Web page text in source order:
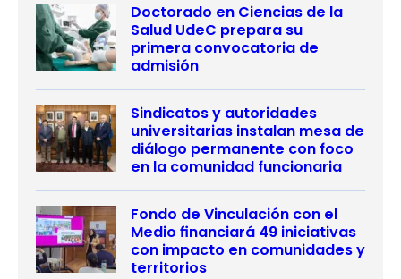
Doctorado en Ciencias de la
Salud UdeC prepara su
primera convocatoria de
admisión
Sindicatos y autoridades
universitarias instalan mesa de
diálogo permanente con foco
en la comunidad funcionaria
Fondo de Vinculación con el
Medio financiará 49 iniciativas
con impacto en comunidades y
territorios